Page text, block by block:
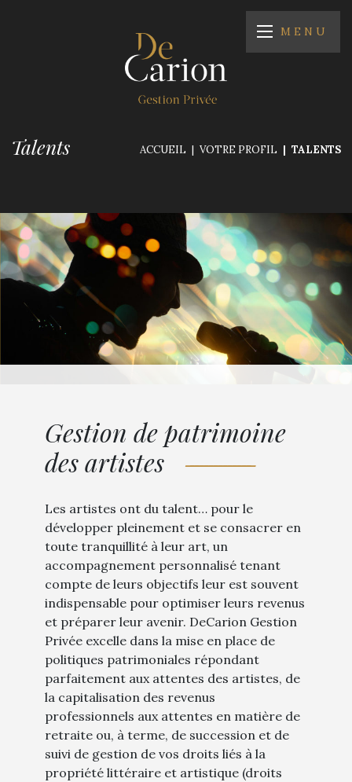
MENU
Talents ACCUEIL VOTRE PROFIL TALENTS
Gestion de patrimoine
des artistes
Les artistes ont du talent… pour le
développer pleinement et se consacrer en
toute tranquillité à leur art, un
accompagnement personnalisé tenant
compte de leurs objectifs leur est souvent
indispensable pour optimiser leurs revenus
et préparer leur avenir. DeCarion Gestion
Privée excelle dans la mise en place de
politiques patrimoniales répondant
parfaitement aux attentes des artistes, de
la capitalisation des revenus
professionnels aux attentes en matière de
retraite ou, à terme, de succession et de
suivi de gestion de vos droits liés à la
propriété littéraire et artistique (droits